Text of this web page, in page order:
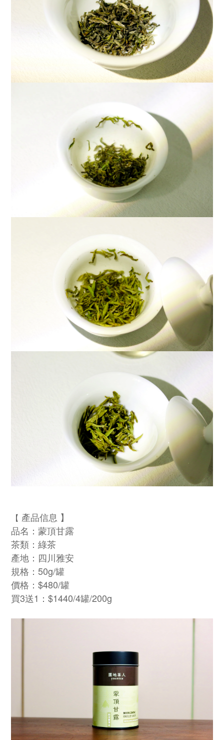
【 產品信息 】
品名：蒙頂甘露
茶類：綠茶
產地：四川雅安
規格：50g/罐
價格：$480/罐
買3送1：$1440/4罐/200g